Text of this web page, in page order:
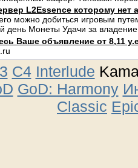
L2Essence которому нет
можно добиться игровым
день Монеты Удачи за
Ваше объявление от 8,11
C4 Interlude
GoD: Harmony
Classic